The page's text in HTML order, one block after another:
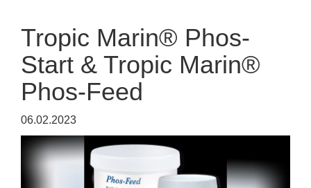
Tropic Marin® Phos-
Start & Tropic Marin®
Phos-Feed
06.02.2023